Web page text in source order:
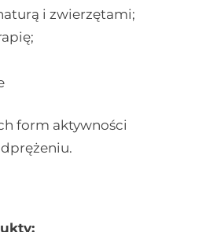
i zwierzętami;
form aktywności